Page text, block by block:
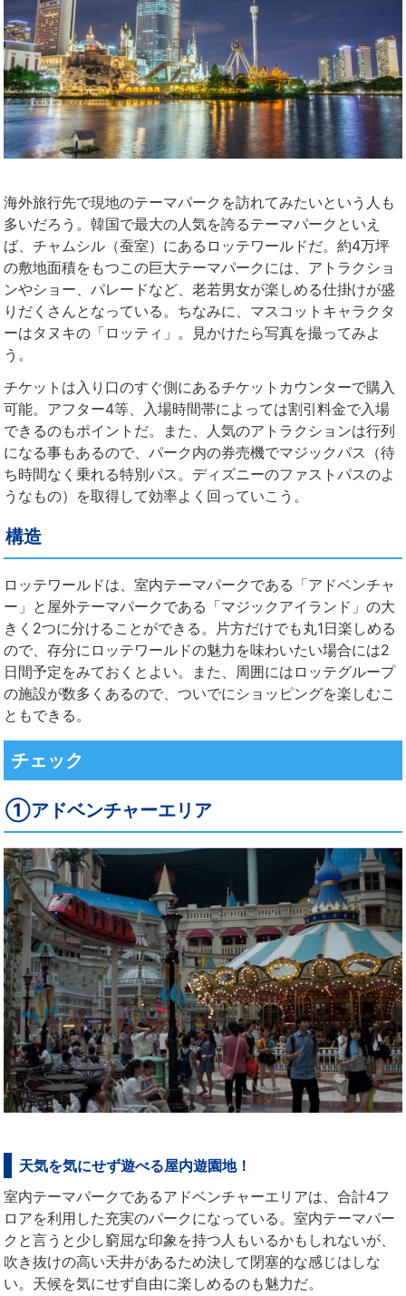
海外旅行先で現地のテーマパークを訪れてみたいという人も
多いだろう。韓国で最大の人気を誇るテーマパークといえ
ば、チャムシル（蚕室）にあるロッテワールドだ。約4万坪
の敷地面積をもつこの巨大テーマパークには、アトラクショ
ンやショー、パレードなど、老若男女が楽しめる仕掛けが盛
りだくさんとなっている。ちなみに、マスコットキャラクタ
ーはタヌキの「ロッティ」。見かけたら写真を撮ってみよ
う。
チケットは入り口のすぐ側にあるチケットカウンターで購入
可能。アフター4等、入場時間帯によっては割引料金で入場
できるのもポイントだ。また、人気のアトラクションは行列
になる事もあるので、パーク内の券売機でマジックパス（待
ち時間なく乗れる特別パス。ディズニーのファストパスのよ
うなもの）を取得して効率よく回っていこう。
構造
ロッテワールドは、室内テーマパークである「アドベンチャ
ー」と屋外テーマパークである「マジックアイランド」の大
きく2つに分けることができる。片方だけでも丸1日楽しめる
ので、存分にロッテワールドの魅力を味わいたい場合には2
日間予定をみておくとよい。また、周囲にはロッテグループ
の施設が数多くあるので、ついでにショッピングを楽しむこ
ともできる。
チェック
①アドベンチャーエリア
天気を気にせず遊べる屋内遊園地！
室内テーマパークであるアドベンチャーエリアは、合計4フ
ロアを利用した充実のパークになっている。室内テーマパー
クと言うと少し窮屈な印象を持つ人もいるかもしれないが、
吹き抜けの高い天井があるため決して閉塞的な感じはしな
い。天候を気にせず自由に楽しめるのも魅力だ。